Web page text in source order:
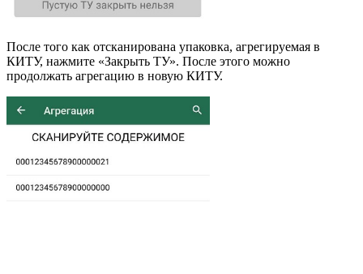
После того как отсканирована упаковка, агрегируемая в
КИТУ, нажмите «Закрыть ТУ». После этого можно
продолжать агрегацию в новую КИТУ.